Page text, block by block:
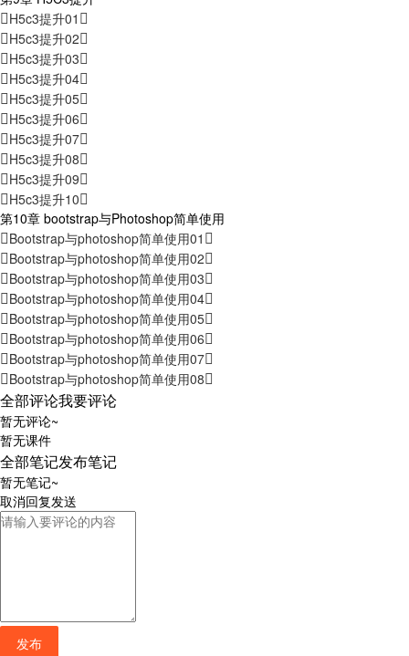
H5c3提升01
H5c3提升02
H5c3提升03
H5c3提升04
H5c3提升05
H5c3提升06
H5c3提升07
H5c3提升08
H5c3提升09
H5c3提升10
第10章 bootstrap与Photoshop简单使用
Bootstrap与photoshop简单使用01
Bootstrap与photoshop简单使用02
Bootstrap与photoshop简单使用03
Bootstrap与photoshop简单使用04
Bootstrap与photoshop简单使用05
Bootstrap与photoshop简单使用06
Bootstrap与photoshop简单使用07
Bootstrap与photoshop简单使用08
全部评论我要评论
暂无评论~
暂无课件
全部笔记发布笔记
暂无笔记~
取消回复发送
发布